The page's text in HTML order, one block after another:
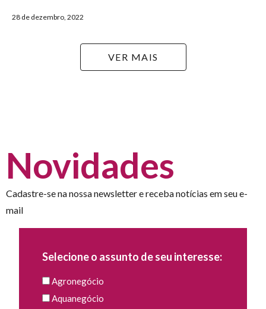
28 de dezembro, 2022
VER MAIS
Novidades
Cadastre-se na nossa newsletter e receba notícias em seu e-
mail
Selecione o assunto de seu interesse:
Agronegócio
Aquanegócio